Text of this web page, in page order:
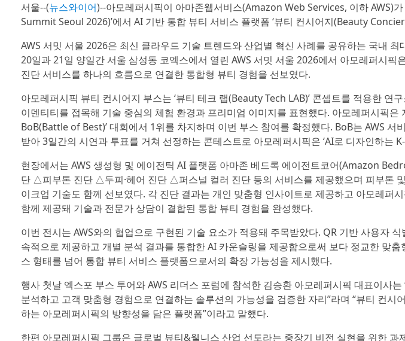
서울--(뉴스와이어)--아모레퍼시픽이 아마존웹서비스(Amazon Web Services, 이하 AWS)가
Summit Seoul 2026)’에서 AI 기반 통합 뷰티 서비스 플랫폼 ‘뷰티 컨시어지(Beauty
AWS 서밋 서울 2026은 최신 클라우드 기술 트렌드와 산업별 혁신 사례를 공유하는 국내 최
20일과 21일 양일간 서울 삼성동 코엑스에서 열린 AWS 서밋 서울 2026에서 아모레퍼시픽
진단 서비스를 하나의 흐름으로 연결한 통합형 뷰티 경험을 선보였다.
아모레퍼시픽 뷰티 컨시어지 부스는 ‘뷰티 테크 랩(Beauty Tech LAB)’ 콘셉트를 적용한 연
이덴티티를 접목해 기술 중심의 체험 환경과 프리미엄 이미지를 표현했다. 아모레퍼시픽은
BoB(Battle of Best)’ 대회에서 1위를 차지하며 이번 부스 참여를 확정했다. BoB는 AWS 서
받아 3일간의 시연과 투표를 거쳐 선정하는 콘테스트로 아모레퍼시픽은 ‘AI로 디자인하는
현장에서는 AWS 생성형 및 에이전틱 AI 플랫폼 아마존 베드록 에이전트코어(Amazon
단 △피부톤 진단 △두피·헤어 진단 △퍼스널 컬러 진단 등의 서비스를 제공했으며 피부톤
이크업 기술도 함께 선보였다. 각 진단 결과는 개인 맞춤형 인사이트로 제공하고 아모레퍼
함께 제공돼 기술과 전문가 상담이 결합된 통합 뷰티 경험을 완성했다.
이번 전시는 AWS와의 협업으로 구현된 기술 요소가 적용돼 주목받았다. QR 기반 사용자
속적으로 제공하고 개별 분석 결과를 통합한 AI 카운슬링을 제공함으로써 보다 정교한 맞
스 형태를 넘어 통합 뷰티 서비스 플랫폼으로서의 확장 가능성을 제시했다.
행사 첫날 엑스포 부스 투어와 AWS 리더스 포럼에 참석한 김승환 아모레퍼시픽 대표이사
분석하고 고객 맞춤형 경험으로 연결하는 솔루션의 가능성을 검증한 자리”라며 “뷰티 컨시
하는 아모레퍼시픽의 방향성을 담은 플랫폼”이라고 말했다.
한편 아모레퍼시픽 그룹은 글로벌 뷰티&웰니스 산업 선도라는 중장기 비전 실현을 위한 과